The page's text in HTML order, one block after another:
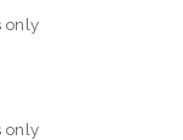
only
only